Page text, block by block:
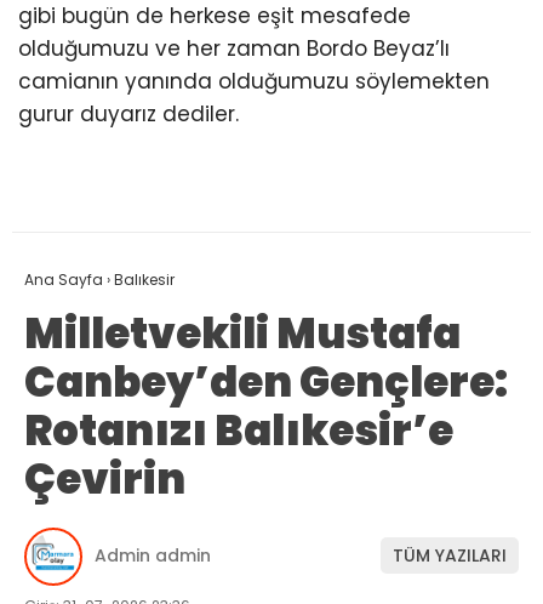
gibi bugün de herkese eşit mesafede
olduğumuzu ve her zaman Bordo Beyaz’lı
camianın yanında olduğumuzu söylemekten
gurur duyarız dediler.
Ana Sayfa ›Balıkesir
Milletvekili Mustafa
Canbey’den Gençlere:
Rotanızı Balıkesir’e
Çevirin
Admin admin TÜM YAZILARI